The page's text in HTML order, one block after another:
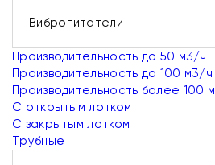
Вибропитатели
Производительность до 50 м3/ч
Производительность до 100 м3/ч
Производительность более 100
С открытым лотком
С закрытым лотком
Трубные